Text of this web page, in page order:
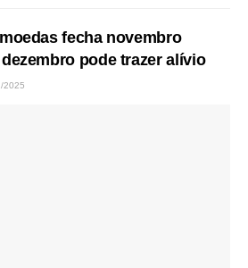
fecha novembro
pode trazer alívio
2025